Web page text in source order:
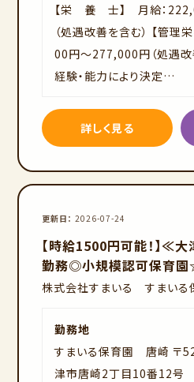
【栄 養 士】 月給：
（処遇改善を含む） 【管
00円～277,000円（処遇改
経験・能力により決定…
詳しく見る
更新日 2026-07-24
【時給1500円可能！】≪
勤務◎小規模認可保育園
株式会社すまいる すまいる
勤務地
すまいる保育園 唐崎 〒
津市唐崎2丁目10番12号